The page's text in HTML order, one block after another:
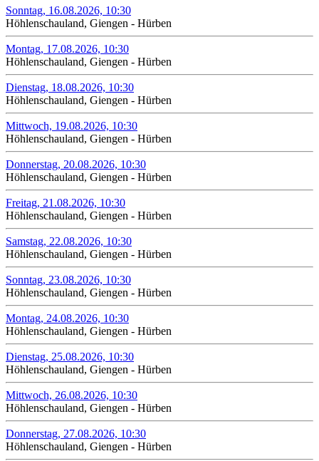
Sonntag, 16.08.2026, 10:30
Höhlenschauland, Giengen - Hürben
Montag, 17.08.2026, 10:30
Höhlenschauland, Giengen - Hürben
Dienstag, 18.08.2026, 10:30
Höhlenschauland, Giengen - Hürben
Mittwoch, 19.08.2026, 10:30
Höhlenschauland, Giengen - Hürben
Donnerstag, 20.08.2026, 10:30
Höhlenschauland, Giengen - Hürben
Freitag, 21.08.2026, 10:30
Höhlenschauland, Giengen - Hürben
Samstag, 22.08.2026, 10:30
Höhlenschauland, Giengen - Hürben
Sonntag, 23.08.2026, 10:30
Höhlenschauland, Giengen - Hürben
Montag, 24.08.2026, 10:30
Höhlenschauland, Giengen - Hürben
Dienstag, 25.08.2026, 10:30
Höhlenschauland, Giengen - Hürben
Mittwoch, 26.08.2026, 10:30
Höhlenschauland, Giengen - Hürben
Donnerstag, 27.08.2026, 10:30
Höhlenschauland, Giengen - Hürben